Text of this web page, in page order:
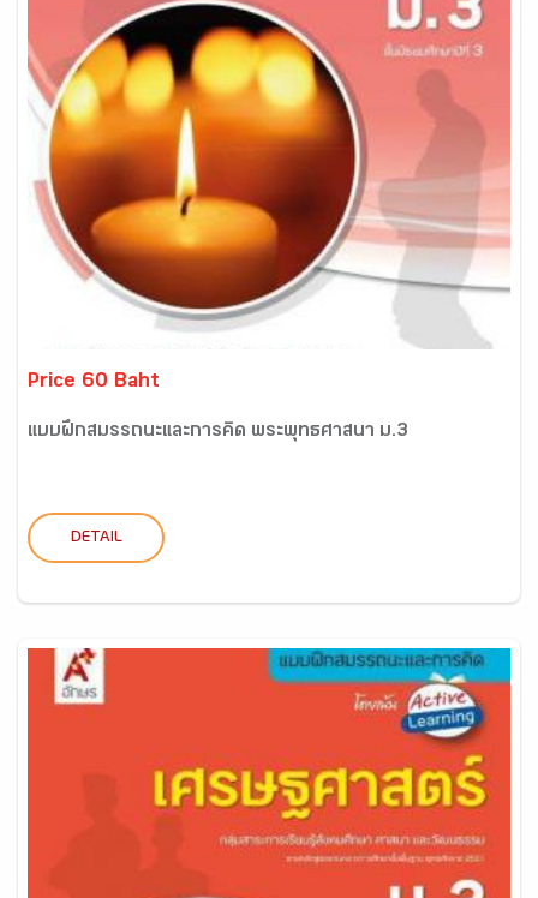
Price 60 Baht
แบบฝึกสมรรถนะและการคิด พระพุทธศาสนา ม.3
DETAIL